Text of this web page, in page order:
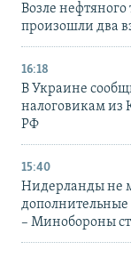
Возле
произошли два
16:18
В Украине
налоговикам из
РФ
15:40
Нидерланды не
дополнительные
– Минобороны